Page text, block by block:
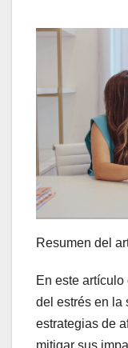
Resumen del
En este
del estrés en la
estrategias de
mitigar sus